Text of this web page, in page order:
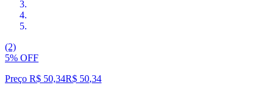
(2)
5% OFF
Preço R$ 50,34R$ 50,34